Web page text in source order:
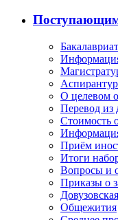
О целевом
Перевод из
Стоимость
Приём
Итоги
Вопросы и
Приказы о
Общежития